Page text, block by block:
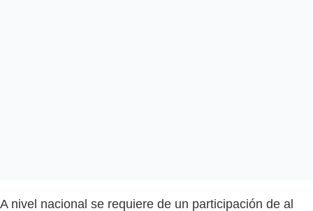
A nivel nacional se requiere de un participación de al